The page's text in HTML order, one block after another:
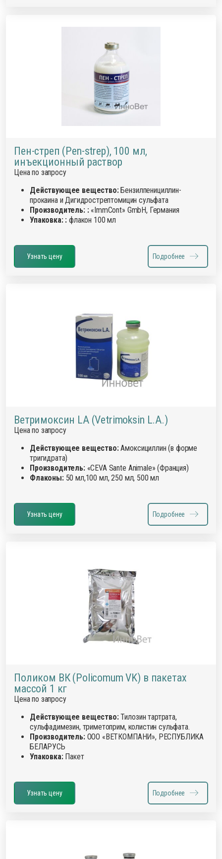
Пен-стреп (Pen-strep), 100 мл,
инъекционный раствор
Цена по запросу
Действующее вещество:Бензилпенициллин-
прокаина и Дигидрострептомицин сульфата
Производитель: :«ImmCont» GmbH, Германия
Упаковка: : флакон 100 мл
Узнать цену Подробнее
Ветримоксин LA (Vetrimoksin L.A.)
Цена по запросу
Действующее вещество:Амоксициллин (в форме
тригидрата)
Производитель:«CEVA Sante Animale» (Франция)
Флаконы:50 мл,100 мл, 250 мл, 500 мл
Узнать цену Подробнее
Поликом ВК (Policomum VK) в пакетах
массой 1 кг
Цена по запросу
Действующее вещество:Тилозин тартрата,
сульфадимезин, триметоприм, колистин сульфата.
Производитель:ООО «ВЕТКОМПАНИ», РЕСПУБЛИКА
БЕЛАРУСЬ
Упаковка:Пакет
Узнать цену Подробнее